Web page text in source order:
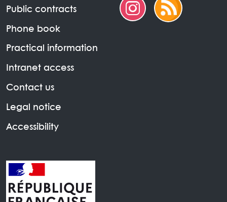
Public contracts
Phone book
Practical information
Intranet access
Contact us
Legal notice
Accessibility